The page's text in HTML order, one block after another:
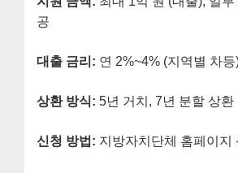
공
대출 금리: 연 2%~4% (지역별 차등
상환 방식: 5년 거치, 7년 분할 상환
신청 방법: 지방자치단체 홈페이지